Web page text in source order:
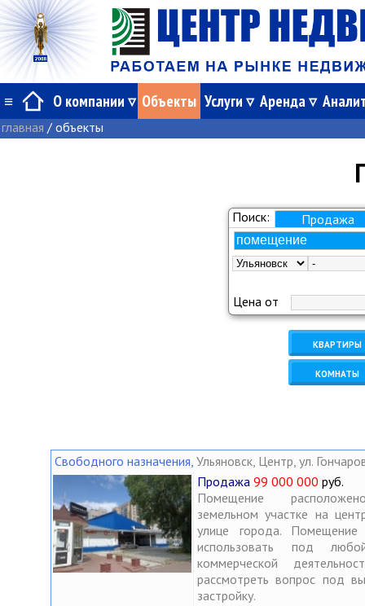
≡ О компании Объекты Услуги Аренда
главная / объекты
Поиск: Продажа
помещение
Цена от
Квартиры
Комнаты
Свободного назначения, Ульяновск, Центр, ул.
Продажа 99 000 000 руб.
Помещение
земельном участке на
улице города.
использовать под
коммерческой
рассмотреть вопрос под
застройку.